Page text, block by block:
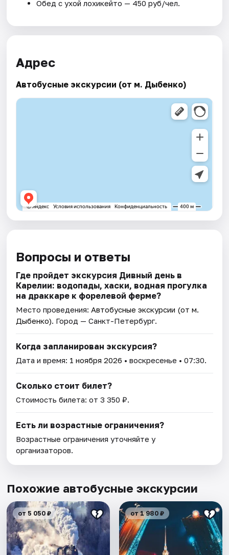
Обед с ухой лохикейто — 450 руб/чел.
Адрес
Автобусные экскурсии (от м. Дыбенко)
Вопросы и ответы
Где пройдет экскурсия Дивный день в
Карелии: водопады, хаски, водная прогулка
на драккаре к форелевой ферме?
Место проведения:Автобусные экскурсии (от м.
Дыбенко). Город — Санкт-Петербург.
Когда запланирован экскурсия?
Дата и время: 1 ноября 2026 • воскресенье • 07:30.
Сколько стоит билет?
Стоимость билета: от 3 350 ₽.
Есть ли возрастные ограничения?
Возрастные ограничения уточняйте у
организаторов.
Похожие автобусные экскурсии
от 5 050 ₽ от 1 980 ₽